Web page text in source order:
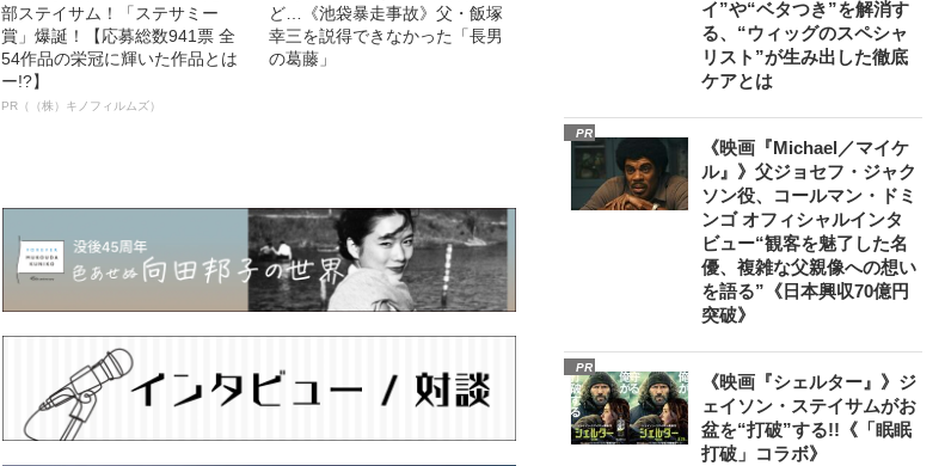
部ステイサム！「ステサミー
賞」爆誕！【応募総数941票 全
54作品の栄冠に輝いた作品とは
ー!?】
PR（（株）キノフィルムズ）
ど…《池袋暴走事故》父・飯塚
幸三を説得できなかった「長男
の葛藤」
イ”や“ベタつき”を解消す
る、“ウィッグのスペシャ
リスト”が生み出した徹底
ケアとは
PR
《映画『Michael／マイケ
ル』》父ジョセフ・ジャク
ソン役、コールマン・ドミ
ンゴ オフィシャルインタ
ビュー“観客を魅了した名
優、複雑な父親像への想い
を語る”《日本興収70億円
突破》
PR
《映画『シェルター』》ジ
ェイソン・ステイサムがお
盆を“打破”する!!《「眠眠
打破」コラボ》